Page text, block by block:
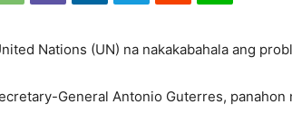
Nations (UN) na nakakabahala ang
General Antonio Guterres,